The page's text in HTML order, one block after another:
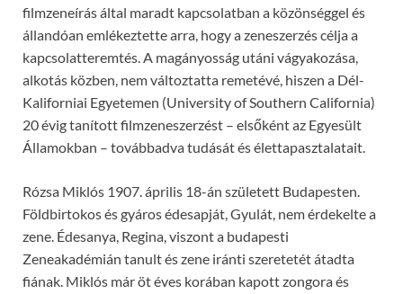
filmzeneírás által maradt kapcsolatban a közönséggel és
állandóan emlékeztette arra, hogy a zeneszerzés célja a
kapcsolatteremtés. A magányosság utáni vágyakozása,
alkotás közben, nem változtatta remetévé, hiszen a Dél-
Kaliforniai Egyetemen (University of Southern California)
20 évig tanított filmzeneszerzést – elsőként az Egyesült
Államokban – továbbadva tudását és élettapasztalatait.
Rózsa Miklós 1907. április 18-án született Budapesten.
Földbirtokos és gyáros édesapját, Gyulát, nem érdekelte a
zene. Édesanya, Regina, viszont a budapesti
Zeneakadémián tanult és zene iránti szeretetét átadta
fiának. Miklós már öt éves korában kapott zongora és